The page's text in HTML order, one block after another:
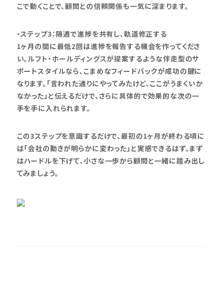
こで動くことで、顧問との信頼関係も一気に深まります。
・ステップ3：隔週で進捗を共有し、軌道修正する
1ヶ月の間に最低2回は進捗を報告する機会を作ってくださ
い。ルフト・ホールディングスが提案するような伴走型のサ
ポートスタイルなら、こまめなフィードバックが成功の鍵に
なります。「言われた通りにやってみたけど、ここがうまくいか
なかった」と伝えるだけで、さらに具体的で効果的な次の一
手を手に入れられます。
この3ステップを意識するだけで、最初の1ヶ月が終わる頃に
は「会社の動きが明らかに変わった」と実感できるはず。まず
はハードルを下げて、小さな一歩から顧問と一緒に踏み出し
てみましょう。